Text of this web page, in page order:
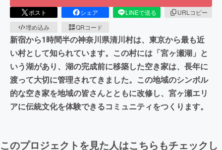
ポスト シェア LINEで送る
URLコピー
埋め込み
QRコード
新宿から1時間半の神奈川県清川村は、東京から最も近
い村として知られています。この村には「宮ヶ瀬湖」と
いう湖があり、湖の完成前に移築した空き家は、長年に
渡って大切に管理されてきました。この地域のシンボル
的な空き家を地域の皆さんとともに改修し、宮ヶ瀬エリ
アに伝統文化を体験できるコミュニティをつくります。
このプロジェクトを見た人はこちらもチェックし